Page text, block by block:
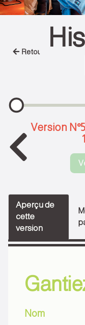
Retour
Version
Aperçu de
cette
version
Nom